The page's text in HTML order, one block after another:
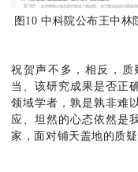
图10 中科院公布王中
祝贺声不多，相反，质
当、该研究成果是否正
领域学者，孰是孰非难
应、坦然的心态依然是
家，面对铺天盖地的质